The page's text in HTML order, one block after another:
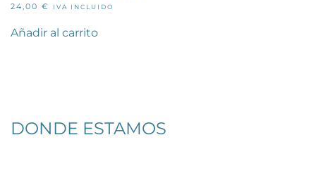
24,00 € IVA INCLUIDO
Añadir al carrito
DONDE ESTAMOS